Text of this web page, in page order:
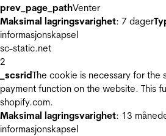
prev_page_pathVenter
Maksimal lagringsvarighet: 7 dager
informasjonskapsel
sc-static.net
2
_scsridThe cookie is necessary for the
payment function on the website. This
shopify.com.
Maksimal lagringsvarighet: 13
informasjonskapsel